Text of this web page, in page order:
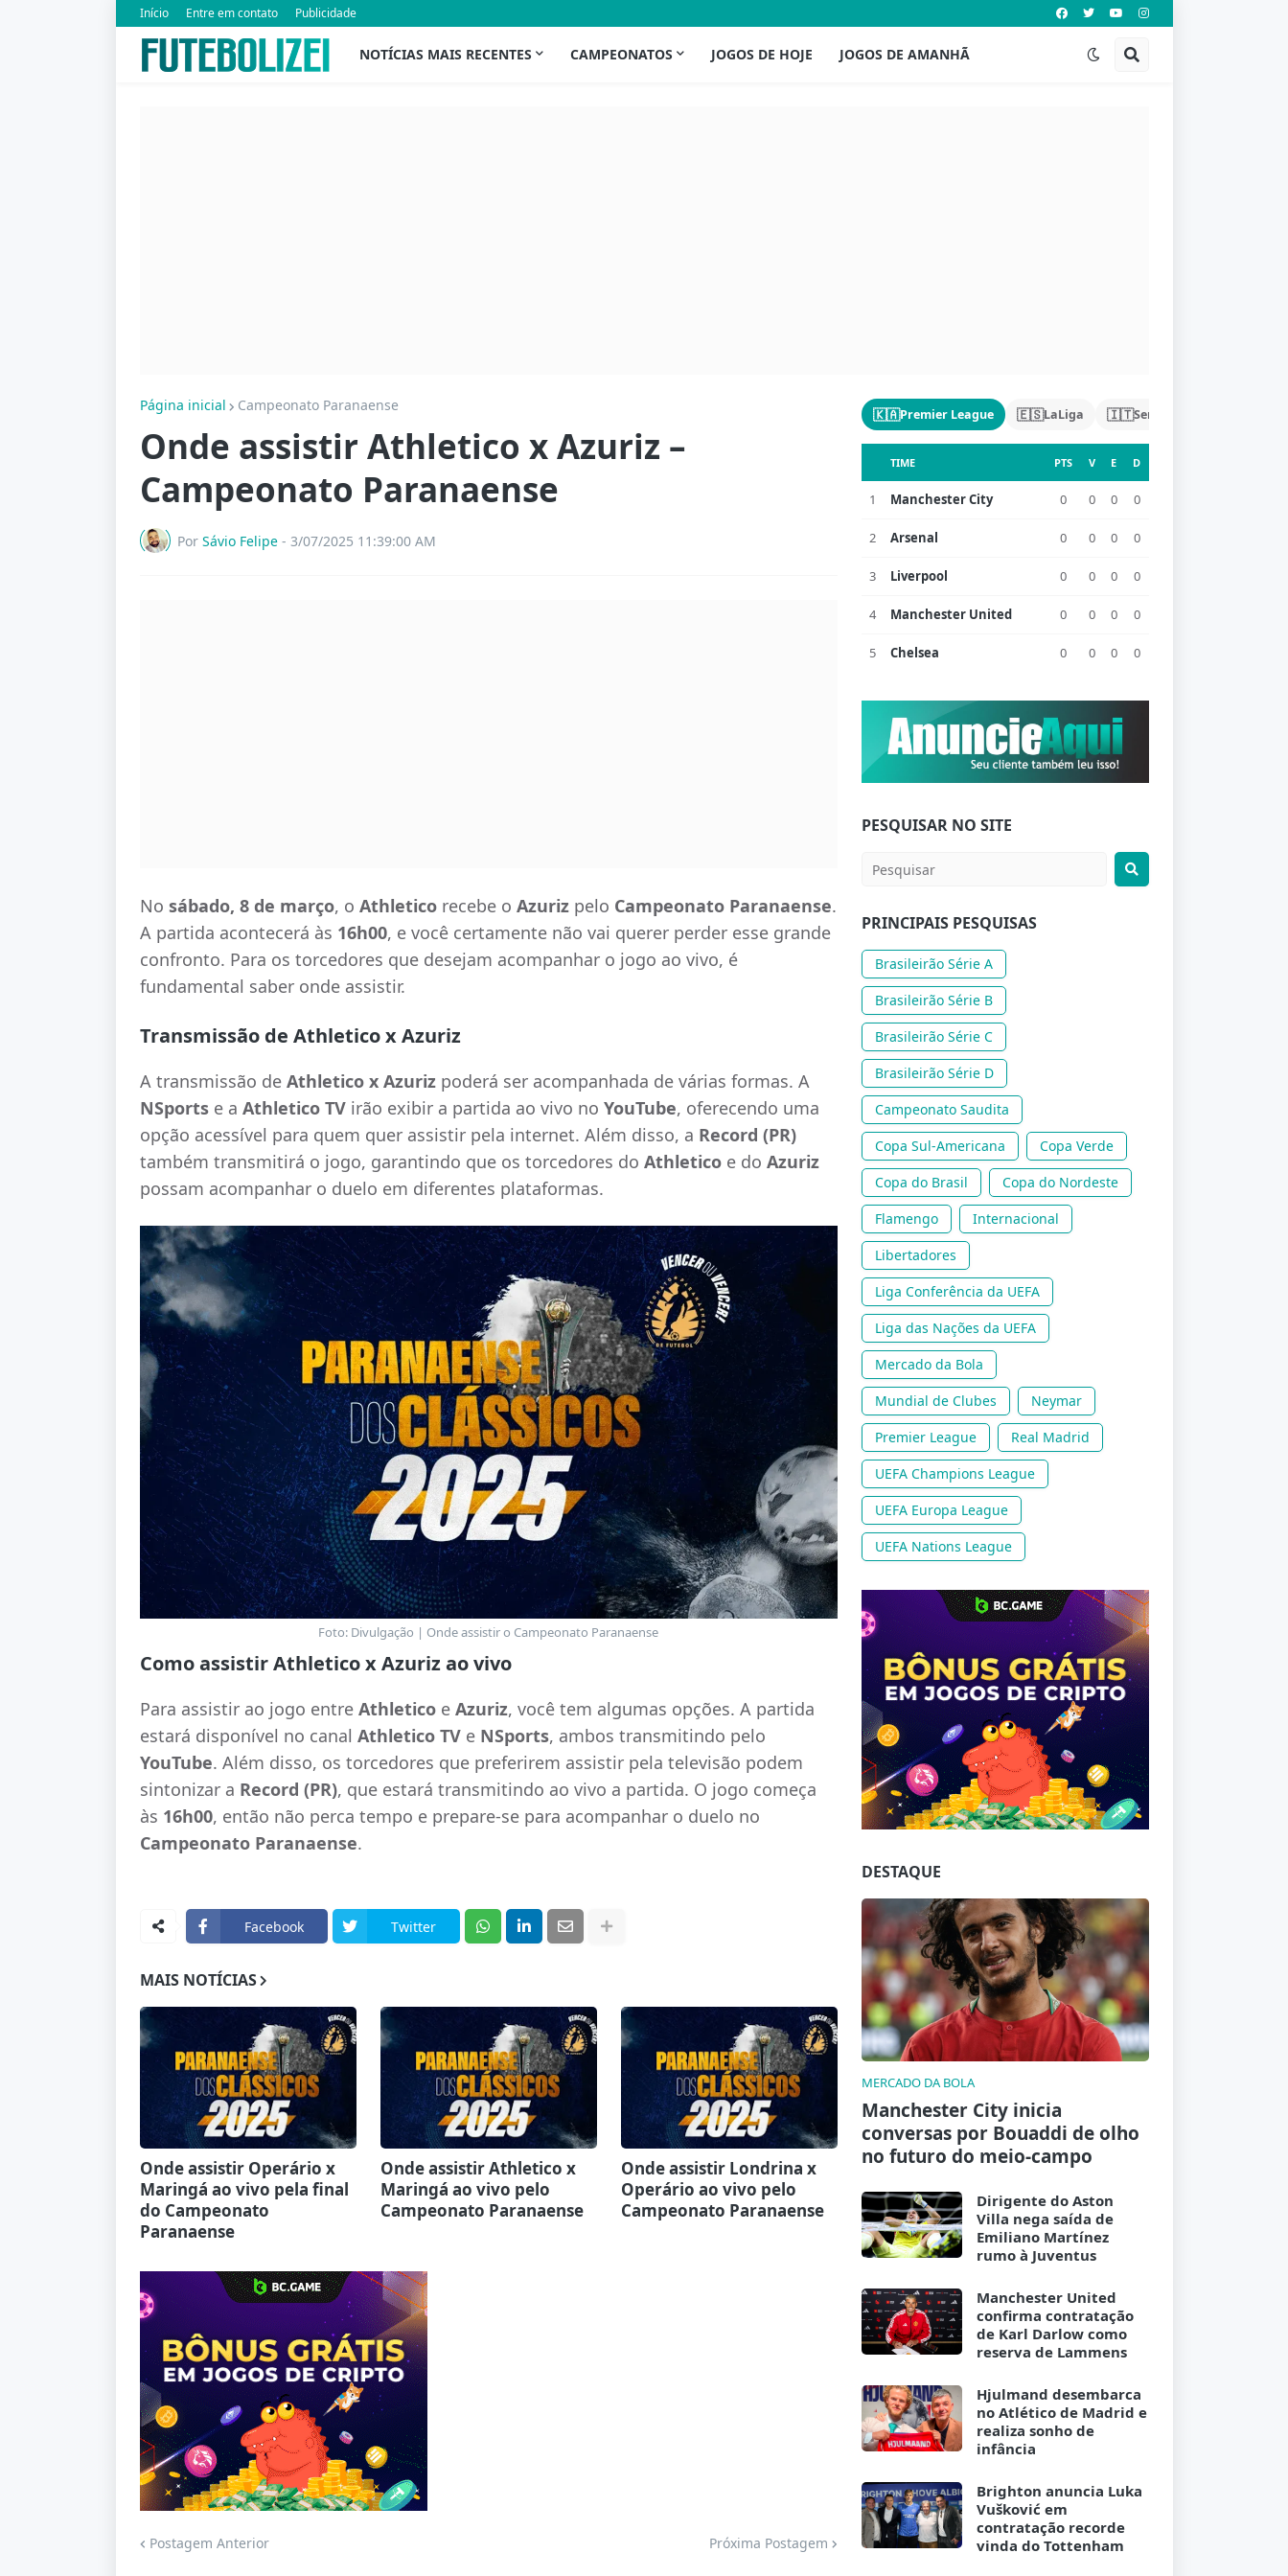
Início Entre em contato Publicidade
NOTÍCIAS MAIS RECENTES CAMPEONATOS JOGOS DE HOJE JOGOS DE AMANHÃ
Página inicial Campeonato Paranaense
Onde assistir Athletico x Azuriz –
Campeonato Paranaense
Por Sávio Felipe - 3/07/2025 11:39:00 AM
No sábado, 8 de março, o Athleticorecebe o Azurizpelo Campeonato Paranaense.
A partida acontecerá às 16h00, e você certamente não vai querer perder esse grande
confronto. Para os torcedores que desejam acompanhar o jogo ao vivo, é
fundamental saber onde assistir.
Transmissão de Athletico x Azuriz
A transmissão de Athletico x Azurizpoderá ser acompanhada de várias formas. A
NSportse a Athletico TVirão exibir a partida ao vivo no YouTube, oferecendo uma
opção acessível para quem quer assistir pela internet. Além disso, a Record (PR)
também transmitirá o jogo, garantindo que os torcedores do Athleticoe do Azuriz
possam acompanhar o duelo em diferentes plataformas.
Foto: Divulgação | Onde assistir o Campeonato Paranaense
Como assistir Athletico x Azuriz ao vivo
Para assistir ao jogo entre Athleticoe Azuriz, você tem algumas opções. A partida
estará disponível no canal Athletico TVe NSports, ambos transmitindo pelo
YouTube. Além disso, os torcedores que preferirem assistir pela televisão podem
sintonizar a Record (PR), que estará transmitindo ao vivo a partida. O jogo começa
às 16h00, então não perca tempo e prepare-se para acompanhar o duelo no
Campeonato Paranaense.
Facebook Twitter
MAIS NOTÍCIAS
Onde assistir Operário x
Maringá ao vivo pela final
do Campeonato
Paranaense
Onde assistir Athletico x
Maringá ao vivo pelo
Campeonato Paranaense
Onde assistir Londrina x
Operário ao vivo pelo
Campeonato Paranaense
Jogue com responsabilidade. 18+
Postagem Anterior Próxima Postagem
🇰🇦Premier League 🇪🇸LaLiga 🇮🇹Serie A
TIME PTS V E D
1 Manchester City 0 0 0 0
2 Arsenal 0 0 0 0
3 Liverpool 0 0 0 0
4 Manchester United 0 0 0 0
5 Chelsea 0 0 0 0
PESQUISAR NO SITE
PRINCIPAIS PESQUISAS
Brasileirão Série A
Brasileirão Série B
Brasileirão Série C
Brasileirão Série D
Campeonato Saudita
Copa Sul-Americana
Copa Verde
Copa do Brasil
Copa do Nordeste
Flamengo
Internacional
Libertadores
Liga Conferência da UEFA
Liga das Nações da UEFA
Mercado da Bola
Mundial de Clubes
Neymar
Premier League
Real Madrid
UEFA Champions League
UEFA Europa League
UEFA Nations League
Jogue com responsabilidade. 18+
DESTAQUE
MERCADO DA BOLA
Manchester City inicia
conversas por Bouaddi de olho
no futuro do meio-campo
Dirigente do Aston
Villa nega saída de
Emiliano Martínez
rumo à Juventus
Manchester United
confirma contratação
de Karl Darlow como
reserva de Lammens
Hjulmand desembarca
no Atlético de Madrid e
realiza sonho de
infância
Brighton anuncia Luka
Vušković em
contratação recorde
vinda do Tottenham